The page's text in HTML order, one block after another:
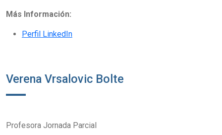
Más Información:
Perfil LinkedIn
Verena Vrsalovic Bolte
Profesora Jornada Parcial